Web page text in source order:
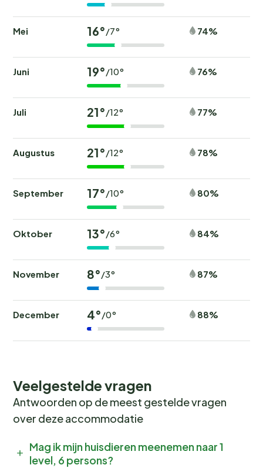
Mei 16°/7° 74%
Juni 19°/10° 76%
Juli 21°/12° 77%
Augustus 21°/12° 78%
September 17°/10° 80%
Oktober 13°/6° 84%
November 8°/3° 87%
December 4°/0° 88%
Veelgestelde vragen
Antwoorden op de meest gestelde vragen
over deze accommodatie
Mag ik mijn huisdieren meenemen naar 1
level, 6 persons?